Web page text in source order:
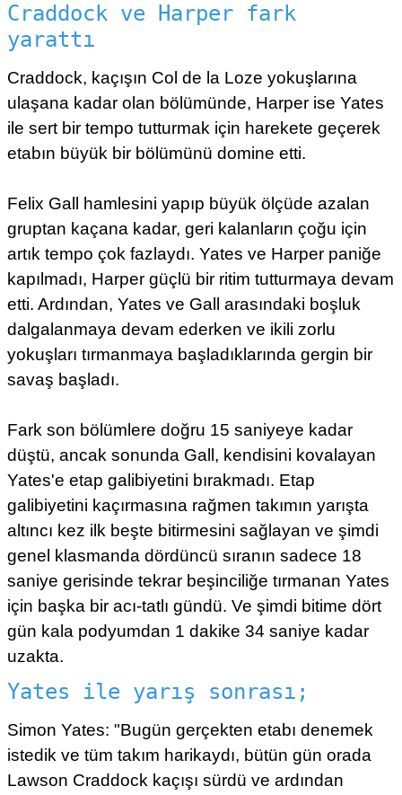
Craddock ve Harper fark
yarattı
Craddock, kaçışın Col de la Loze yokuşlarına
ulaşana kadar olan bölümünde, Harper ise Yates
ile sert bir tempo tutturmak için harekete geçerek
etabın büyük bir bölümünü domine etti.
Felix Gall hamlesini yapıp büyük ölçüde azalan
gruptan kaçana kadar, geri kalanların çoğu için
artık tempo çok fazlaydı. Yates ve Harper paniğe
kapılmadı, Harper güçlü bir ritim tutturmaya devam
etti. Ardından, Yates ve Gall arasındaki boşluk
dalgalanmaya devam ederken ve ikili zorlu
yokuşları tırmanmaya başladıklarında gergin bir
savaş başladı.
Fark son bölümlere doğru 15 saniyeye kadar
düştü, ancak sonunda Gall, kendisini kovalayan
Yates'e etap galibiyetini bırakmadı. Etap
galibiyetini kaçırmasına rağmen takımın yarışta
altıncı kez ilk beşte bitirmesini sağlayan ve şimdi
genel klasmanda dördüncü sıranın sadece 18
saniye gerisinde tekrar beşinciliğe tırmanan Yates
için başka bir acı-tatlı gündü. Ve şimdi bitime dört
gün kala podyumdan 1 dakike 34 saniye kadar
uzakta.
Yates ile yarış sonrası;
Simon Yates: "Bugün gerçekten etabı denemek
istedik ve tüm takım harikaydı, bütün gün orada
Lawson Craddock kaçışı sürdü ve ardından